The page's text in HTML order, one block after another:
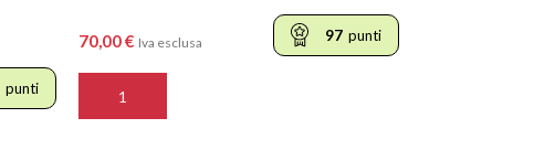
punti
70,00€ Iva esclusa 97 punti
AGGIUNGI AL CARRELLO